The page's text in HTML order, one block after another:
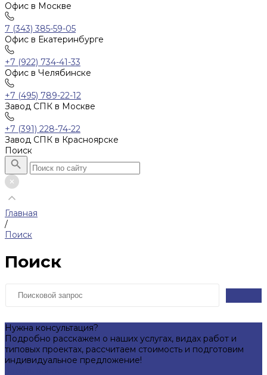
Офис в Москве
7 (343) 385-59-05
Офис в Екатеринбурге
+7 (922) 734-41-33
Офис в Челябинске
+7 (495) 789-22-12
Завод СПК в Москве
+7 (391) 228-74-22
Завод СПК в Красноярске
Поиск
Главная
/
Поиск
Поиск
Нужна консультация?
Подробно расскажем о наших услугах, видах работ и
типовых проектах, рассчитаем стоимость и подготовим
индивидуальное предложение!